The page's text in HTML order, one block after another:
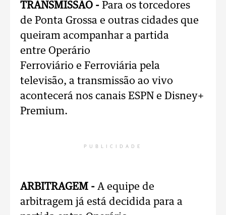
TRANSMISSÃO - Para os torcedores
de Ponta Grossa e outras cidades que
queiram acompanhar a partida
entre Operário
Ferroviário e Ferroviária pela
televisão, a transmissão ao vivo
acontecerá nos canais ESPN e Disney+
Premium.
PUBLICIDADE
ARBITRAGEM - A equipe de
arbitragem já está decidida para a